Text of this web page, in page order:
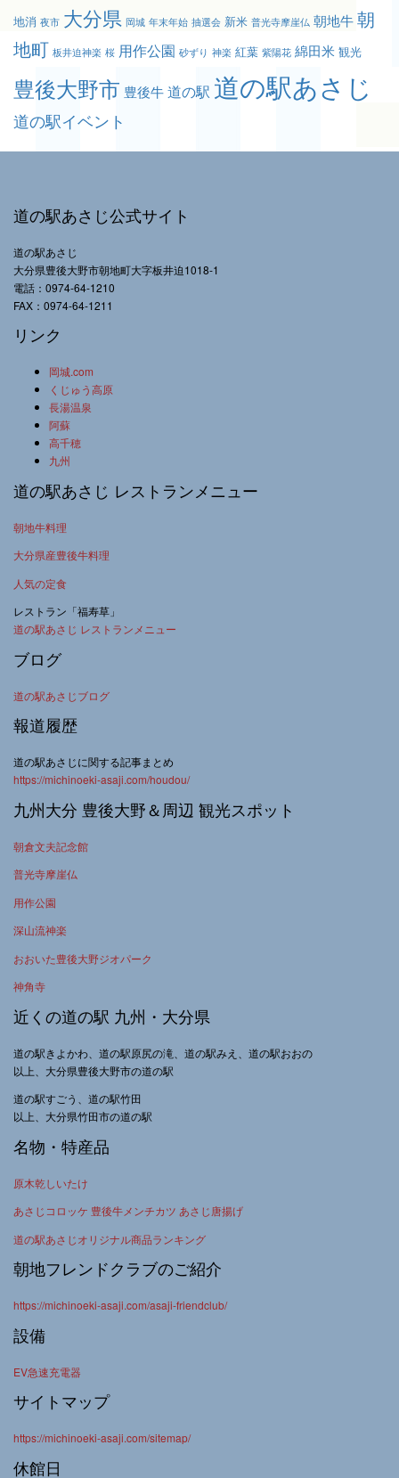
地消 夜市 大分県 岡城 年末年始 抽選会 新米 普光寺摩崖仏 朝地牛朝
地町 板井迫神楽 桜 用作公園 砂ずり 神楽 紅葉 紫陽花 綿田米 観光
豊後大野市 豊後牛道の駅 道の駅あさじ
道の駅イベント
道の駅あさじ公式サイト
道の駅あさじ
大分県豊後大野市朝地町大字板井迫1018-1
電話：0974-64-1210
FAX：0974-64-1211
リンク
岡城.com
くじゅう高原
長湯温泉
阿蘇
高千穂
九州
道の駅あさじ レストランメニュー
朝地牛料理
大分県産豊後牛料理
人気の定食
レストラン「福寿草」
道の駅あさじ レストランメニュー
ブログ
道の駅あさじブログ
報道履歴
道の駅あさじに関する記事まとめ
https://michinoeki-asaji.com/houdou/
九州大分 豊後大野＆周辺 観光スポット
朝倉文夫記念館
普光寺摩崖仏
用作公園
深山流神楽
おおいた豊後大野ジオパーク
神角寺
近くの道の駅 九州・大分県
道の駅きよかわ、道の駅原尻の滝、道の駅みえ、道の駅おおの
以上、大分県豊後大野市の道の駅
道の駅すごう、道の駅竹田
以上、大分県竹田市の道の駅
名物・特産品
原木乾しいたけ
あさじコロッケ 豊後牛メンチカツ あさじ唐揚げ
道の駅あさじオリジナル商品ランキング
朝地フレンドクラブのご紹介
https://michinoeki-asaji.com/asaji-friendclub/
設備
EV急速充電器
サイトマップ
https://michinoeki-asaji.com/sitemap/
休館日